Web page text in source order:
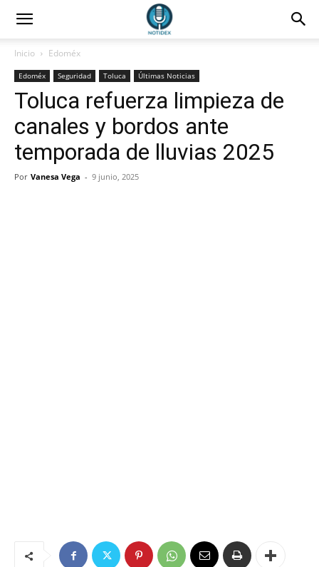
Inicio Edoméx
Edoméx Seguridad Toluca Últimas Noticias
Toluca refuerza limpieza de
canales y bordos ante
temporada de lluvias 2025
Por Vanesa Vega - 9 junio, 2025